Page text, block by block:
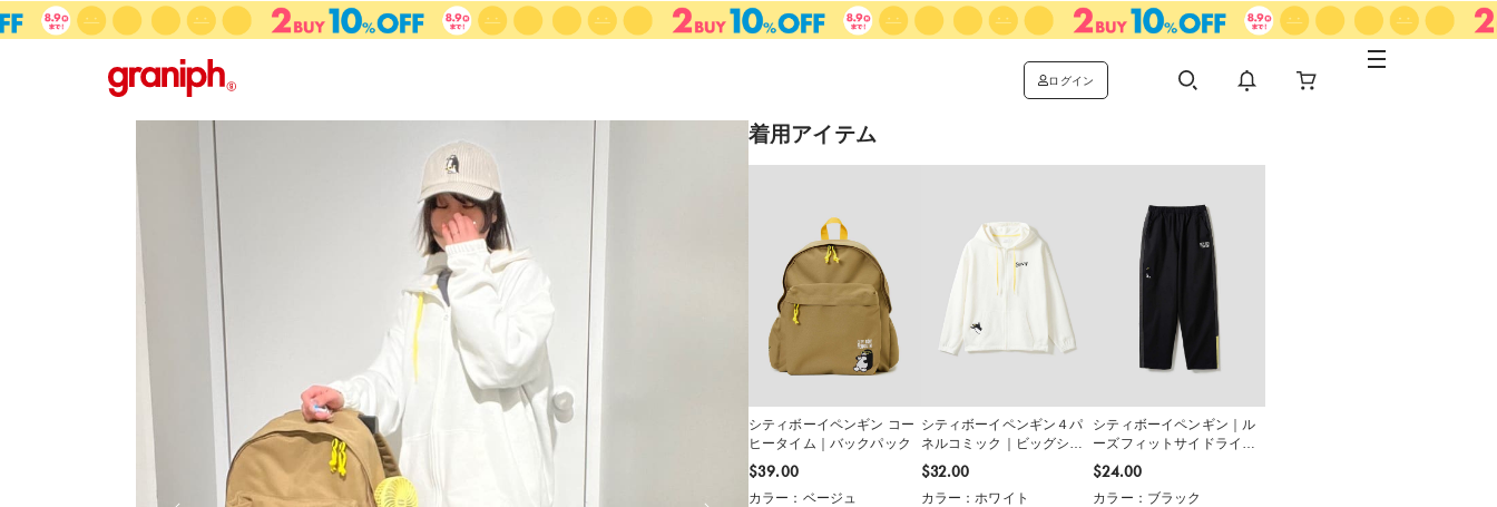
ログイン
着用アイテム
シティボーイペンギン コー
ヒータイム｜バックパック
$‌39.00
カラー：ベージュ
シティボーイペンギン４パ
ネルコミック｜ビッグシル
エットジップパーカー
$‌32.00
カラー：ホワイト
シティボーイペンギン｜ル
ーズフィットサイドライン
パンツ
$‌24.00
カラー：ブラック